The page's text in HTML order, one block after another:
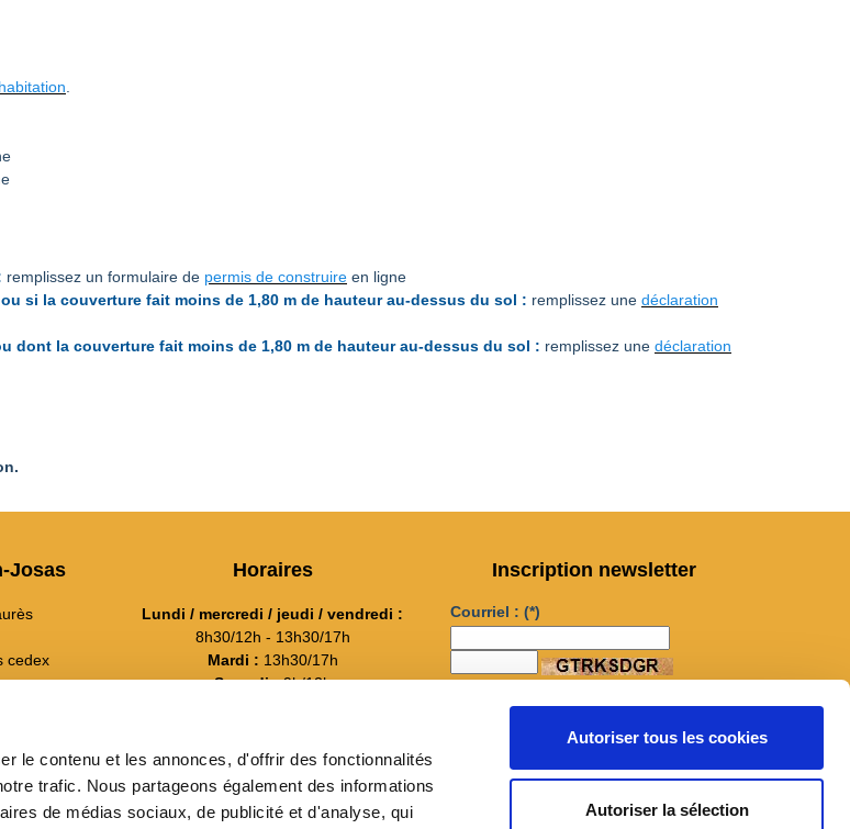
le contenu et les annonces, d'offrir des fonctionnalités
trafic. Nous partageons également des informations
de médias sociaux, de publicité et d'analyse, qui
Autoriser tous les cookies
Autoriser la sélection
remplissez un formulaire de permis de construire en ligne
si la couverture fait moins de 1,80 m de hauteur au-dessus du sol : remplissez une déclaration
dont la couverture fait moins de 1,80 m de hauteur au-dessus du sol : remplissez une déclaration
Josas
cedex
Horaires
Lundi / mercredi / jeudi / vendredi :
8h30/12h - 13h30/17h
Mardi : 13h30/17h
Samedi :9h/12h
Suivez-nous sur Facebook
Suivez-nous sur x
Inscription newsletter
Courriel : (*)
...